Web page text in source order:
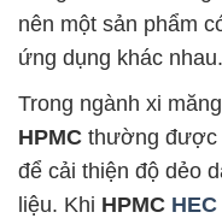
nên một sản phẩm
ứng dụng khác nhau.
Trong ngành xi
HPMC thường được
để cải thiện độ dẻo
liệu. Khi HPMC HEC